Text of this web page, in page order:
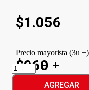
$1.056
Precio mayorista (3u +)
$960
PINCILISTO
BROCHE
MADERA AGREGAR